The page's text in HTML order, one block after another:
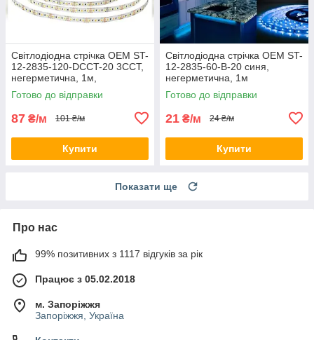
Світлодіодна стрічка OEM ST-
12-2835-120-DCCT-20 3CCT,
негерметична, 1м,
РЕГУЛЮВАННЯ
КОЛЬОРОВОЇ
7500K
Готово до відправки
87 ₴/м 101 ₴/м
Купити
Світлодіодна стрічка OEM ST-
12-2835-60-B-20 синя,
негерметична, 1м
Готово до відправки
21 ₴/м 24 ₴/м
Купити
Показати ще
Про нас
99% позитивних з 1117 відгуків за рік
Працює з 05.02.2018
м. Запоріжжя
Запоріжжя, Україна